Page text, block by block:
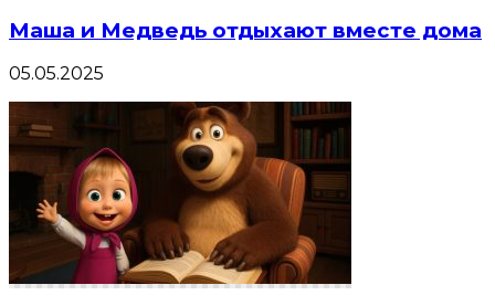
Маша и Медведь отдыхают вместе дома
05.05.2025